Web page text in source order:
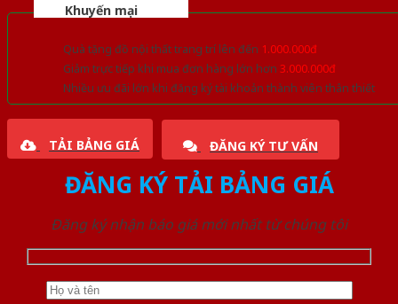
Khuyến mại
Quà tặng đồ nội thất trang trí lên đến 1.000.000đ
Giảm trực tiếp khi mua đơn hàng lớn hơn 3.000.000đ
Nhiều ưu đãi lớn khi đăng ký tài khoản thành viên thân thiết
TẢI BẢNG GIÁ ĐĂNG KÝ TƯ VẤN
ĐĂNG KÝ TẢI BẢNG GIÁ
Đăng ký nhận báo giá mới nhất từ chúng tôi